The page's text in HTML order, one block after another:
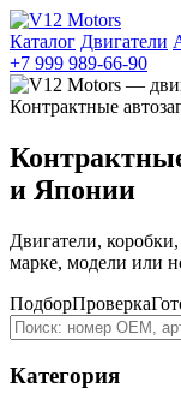
Каталог Двигатели
+7 999 989-66-90
и Японии
Двигатели,
марке, модели или
ПодборПроверка
Категория